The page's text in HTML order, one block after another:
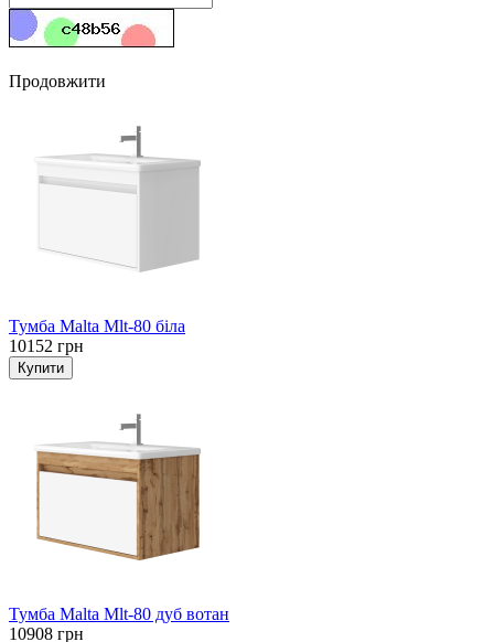
Продовжити
Тумба Malta Mlt-80 біла
10152 грн
Тумба Malta Mlt-80 дуб вотан
10908 грн